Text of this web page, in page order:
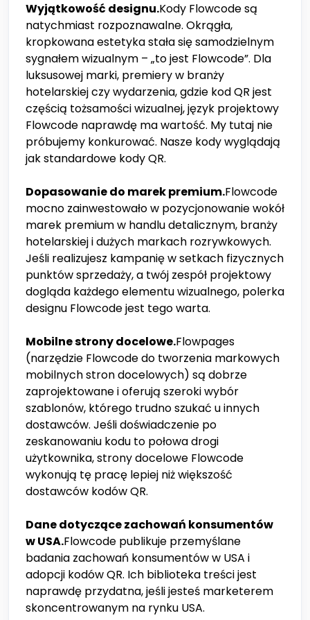
Wyjątkowość designu.Kody Flowcode są
natychmiast rozpoznawalne. Okrągła,
kropkowana estetyka stała się samodzielnym
sygnałem wizualnym – „to jest Flowcode”. Dla
luksusowej marki, premiery w branży
hotelarskiej czy wydarzenia, gdzie kod QR jest
częścią tożsamości wizualnej, język projektowy
Flowcode naprawdę ma wartość. My tutaj nie
próbujemy konkurować. Nasze kody wyglądają
jak standardowe kody QR.
Dopasowanie do marek premium.Flowcode
mocno zainwestowało w pozycjonowanie wokół
marek premium w handlu detalicznym, branży
hotelarskiej i dużych markach rozrywkowych.
Jeśli realizujesz kampanię w setkach fizycznych
punktów sprzedaży, a twój zespół projektowy
dogląda każdego elementu wizualnego, polerka
designu Flowcode jest tego warta.
Mobilne strony docelowe.Flowpages
(narzędzie Flowcode do tworzenia markowych
mobilnych stron docelowych) są dobrze
zaprojektowane i oferują szeroki wybór
szablonów, którego trudno szukać u innych
dostawców. Jeśli doświadczenie po
zeskanowaniu kodu to połowa drogi
użytkownika, strony docelowe Flowcode
wykonują tę pracę lepiej niż większość
dostawców kodów QR.
Dane dotyczące zachowań konsumentów
w USA.Flowcode publikuje przemyślane
badania zachowań konsumentów w USA i
adopcji kodów QR. Ich biblioteka treści jest
naprawdę przydatna, jeśli jesteś marketerem
skoncentrowanym na rynku USA.